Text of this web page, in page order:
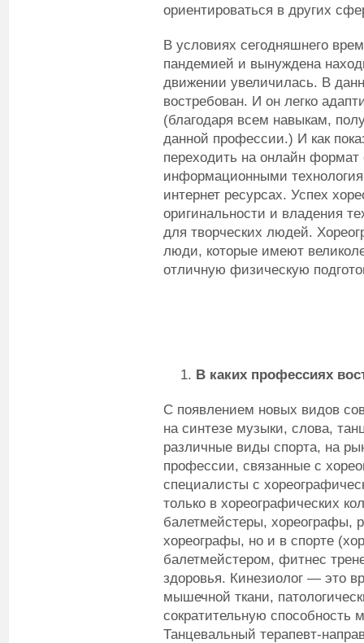
ориентироваться в других
В условиях сегодняшнего
пандемией и вынуждена
движении увеличилась. В
востребован. И он легко
(благодаря всем навыкам,
данной профессии.) И как
переходить на онлайн
информационными
интернет ресурсах. Успех
оригинальности и владения
для творческих людей.
люди, которые имеют
отличную физическую
В каких профессиях
С появлением новых видов
на синтезе музыки, слова,
различные виды спорта, на
профессии, связанные с
специалисты с
только в хореографических
балетмейстеры, хореографы,
хореографы, но и в спорте
балетмейстером, фитнес
здоровья. Кинезиолог — это
мышечной ткани,
сократительную способность
Танцевальный терапевт-